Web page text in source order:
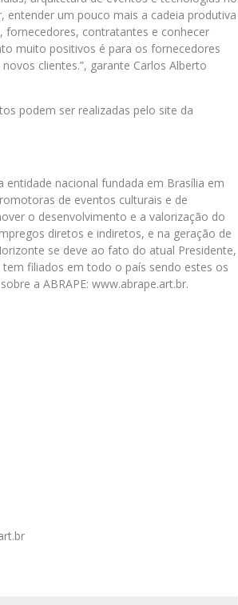
entender um pouco mais a cadeia produtiva
contratantes e conhecer
muito positivos é para os fornecedores
clientes.”, garante Carlos Alberto
podem ser realizadas pelo site da
entidade nacional fundada em Brasília em
de eventos culturais e de
o desenvolvimento e a valorização do
diretos e indiretos, e na geração de
se deve ao fato do atual Presidente,
filiados em todo o país sendo estes os
a ABRAPE: www.abrape.art.br.